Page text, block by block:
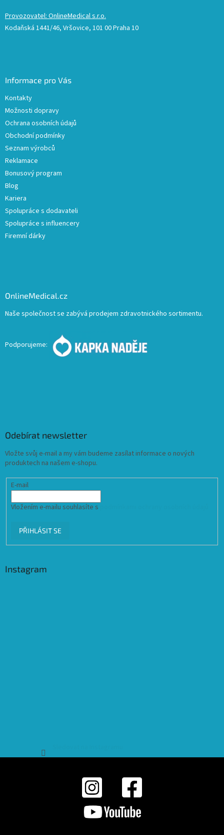
Provozovatel: OnlineMedical s.r.o.
Kodaňská 1441/46, Vršovice, 101 00 Praha 10
Informace pro Vás
Kontakty
Možnosti dopravy
Ochrana osobních údajů
Obchodní podmínky
Seznam výrobců
Reklamace
Bonusový program
Blog
Kariera
Spolupráce s dodavateli
Spolupráce s influencery
Firemní dárky
OnlineMedical.cz
Naše společnost se zabývá prodejem zdravotnického sortimentu.
Podporujeme:
Odebírat newsletter
Vložte svůj e-mail a my vám budeme zasílat informace o nových
produktech na našem e-shopu.
E-mail
Vložením e-mailu souhlasíte s
PŘIHLÁSIT SE
Instagram